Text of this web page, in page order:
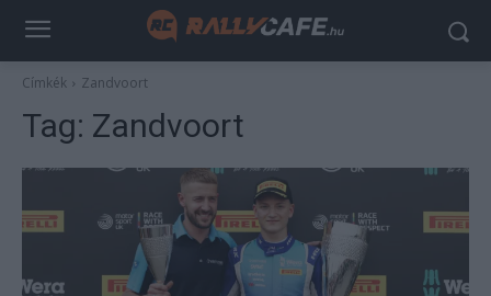
Címkék Zandvoort
Tag: Zandvoort